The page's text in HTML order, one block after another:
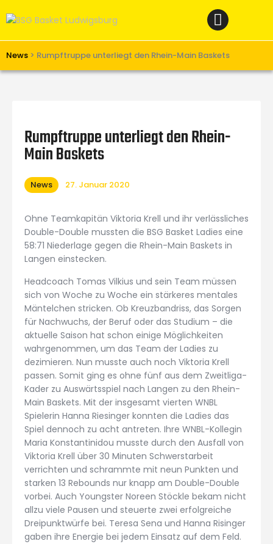
News > Rumpftruppe unterliegt den Rhein-Main Baskets
Verein
Unterstützen
Rumpftruppe unterliegt den Rhein-
Main Baskets
News 27. Januar 2020
Ohne Teamkapitän Viktoria Krell und ihr verlässliches
Double-Double mussten die BSG Basket Ladies eine
58:71 Niederlage gegen die Rhein-Main Baskets in
Langen einstecken.
Headcoach Tomas Vilkius und sein Team müssen
sich von Woche zu Woche ein stärkeres mentales
Mäntelchen stricken. Ob Kreuzbandriss, das Sorgen
für Nachwuchs, der Beruf oder das Studium – die
aktuelle Saison hat schon einige Möglichkeiten
wahrgenommen, um das Team der Ladies zu
dezimieren. Nun musste auch noch Viktoria Krell
passen. Somit ging es ohne fünf aus dem Zweitliga-
Kader zu Auswärtsspiel nach Langen zu den Rhein-
Main Baskets. Mit der insgesamt vierten WNBL
Spielerin Hanna Riesinger konnten die Ladies das
Spiel dennoch zu acht antreten. Ihre WNBL-Kollegin
Maria Konstantinidou musste durch den Ausfall von
Viktoria Krell über 30 Minuten Schwerstarbeit
verrichten und schrammte mit neun Punkten und
starken 13 Rebounds nur knapp am Double-Double
vorbei. Auch Youngster Noreen Stöckle bekam nicht
allzu viele Pausen und steuerte zwei erfolgreiche
Dreipunktwürfe bei. Teresa Sena und Hanna Risinger
gaben ihre Energie bei jedem Einsatz auf dem Feld.